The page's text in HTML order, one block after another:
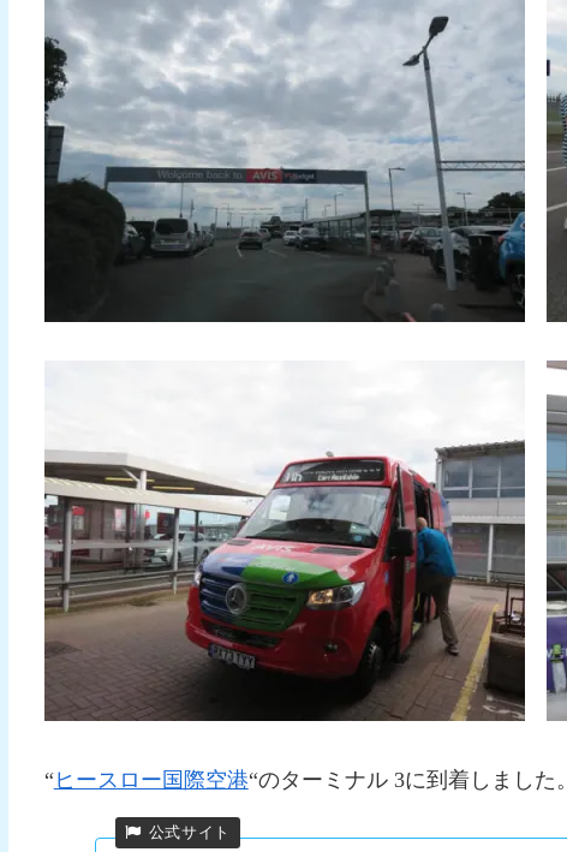
“ヒースロー国際空港“のターミナル 3に到着しました。